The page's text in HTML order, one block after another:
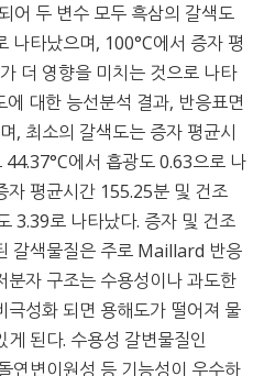
어 두 변수 모두 흑삼의 갈색도
나타났으며, 100°C에서 증자 평
더 영향을 미치는 것으로 나타
대한 능선분석 결과, 반응표면
, 최소의 갈색도는 증자 평균시
에서 흡광도 0.63으로 나
자 평균시간 155.25분 및 건조
3.39로 나타났다. 증자 및 건조
갈색물질은 주로 Maillard 반응
분자 구조는 수용성이나 과도한
극성화 되면 용해도가 떨어져 물
된다. 수용성 갈변물질인
변이원성 등 기능성이 우수하